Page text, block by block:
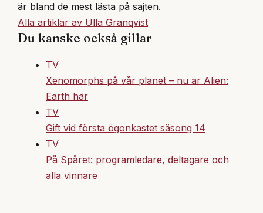
är bland de mest lästa på sajten.
Alla artiklar av Ulla Granqvist
Du kanske också gillar
TV
Xenomorphs på vår planet – nu är Alien:
Earth här
TV
Gift vid första ögonkastet säsong 14
TV
På Spåret: programledare, deltagare och
alla vinnare